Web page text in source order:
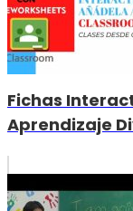
Fichas
Aprendizaje